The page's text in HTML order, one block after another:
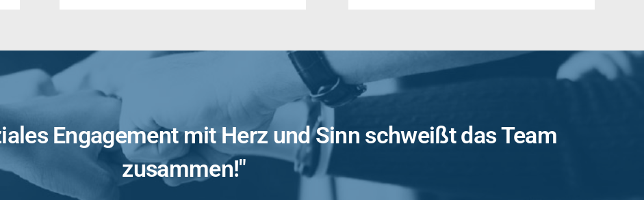
Engagement mit Herz und Sinn schweißt das Team
zusammen!"